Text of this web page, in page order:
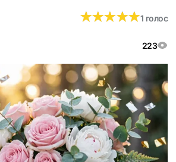
223
★★★★★
★★★★★1 голос